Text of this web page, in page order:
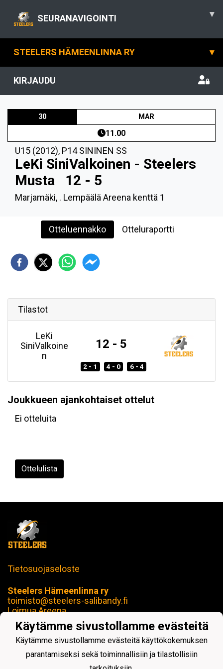
SEURANAVIGOINTI ▾
STEELERS HÄMEENLINNA RY ▾
KIRJAUDU
30 MAR
11.00
U15 (2012), P14 SININEN SS
LeKi SiniValkoinen - Steelers
Musta
12 - 5
Marjamäki, . Lempäälä Areena kenttä 1
Otteluennakko Otteluraportti
Tilastot
LeKi
SiniValkoine
n
12 - 5
2 - 1 4 - 0 6 - 4
Joukkueen ajankohtaiset ottelut
Ei otteluita
Ottelulista
Tietosuojaseloste
Steelers Hämeenlinna ry
toimisto@steelers-salibandy.fi
Loimua Areena
Härkätie 17 B, 13600 Hämeenlinna
Y-tunnus: 2414280-4
Käytämme sivustollamme evästeitä
Käytämme sivustollamme evästeitä käyttökokemuksen
parantamiseksi sekä toiminnallisiin ja tilastollisiin